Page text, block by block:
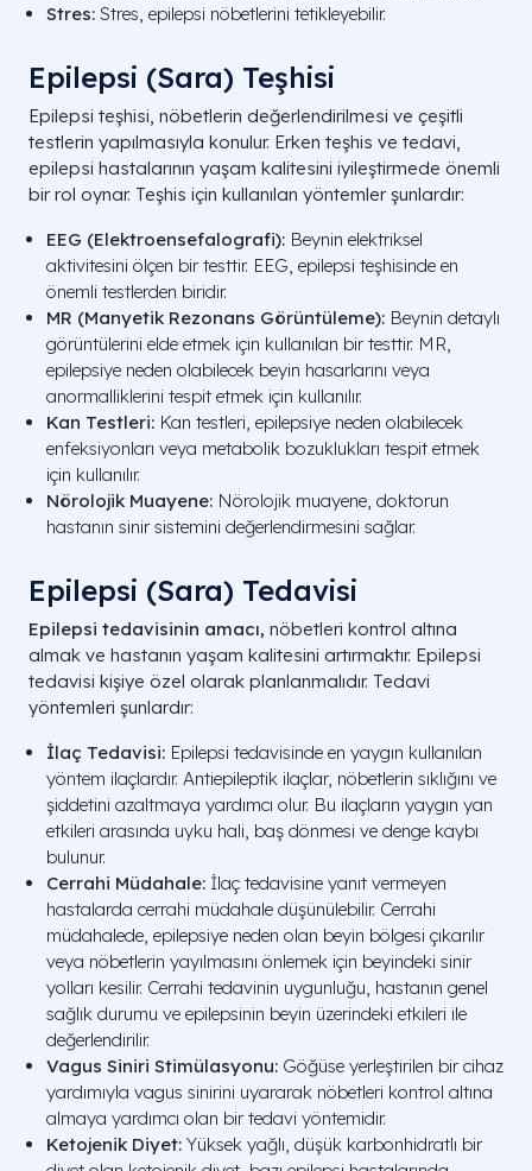
Stres: Stres, epilepsi nöbetlerini tetikleyebilir.
Epilepsi (Sara) Teşhisi
Epilepsi teşhisi, nöbetlerin değerlendirilmesi ve çeşitli
testlerin yapılmasıyla konulur. Erken teşhis ve tedavi,
epilepsi hastalarının yaşam kalitesini iyileştirmede önemli
bir rol oynar. Teşhis için kullanılan yöntemler şunlardır:
EEG (Elektroensefalografi): Beynin elektriksel
aktivitesini ölçen bir testtir. EEG, epilepsi teşhisinde en
önemli testlerden biridir.
MR (Manyetik Rezonans Görüntüleme): Beynin detaylı
görüntülerini elde etmek için kullanılan bir testtir. MR,
epilepsiye neden olabilecek beyin hasarlarını veya
anormalliklerini tespit etmek için kullanılır.
Kan Testleri: Kan testleri, epilepsiye neden olabilecek
enfeksiyonları veya metabolik bozuklukları tespit etmek
için kullanılır.
Nörolojik Muayene: Nörolojik muayene, doktorun
hastanın sinir sistemini değerlendirmesini sağlar.
Epilepsi (Sara) Tedavisi
Epilepsi tedavisinin amacı, nöbetleri kontrol altına
almak ve hastanın yaşam kalitesini artırmaktır. Epilepsi
tedavisi kişiye özel olarak planlanmalıdır. Tedavi
yöntemleri şunlardır:
İlaç Tedavisi: Epilepsi tedavisinde en yaygın kullanılan
yöntem ilaçlardır. Antiepileptik ilaçlar, nöbetlerin sıklığını ve
şiddetini azaltmaya yardımcı olur. Bu ilaçların yaygın yan
etkileri arasında uyku hali, baş dönmesi ve denge kaybı
bulunur.
Cerrahi Müdahale: İlaç tedavisine yanıt vermeyen
hastalarda cerrahi müdahale düşünülebilir. Cerrahi
müdahalede, epilepsiye neden olan beyin bölgesi çıkarılır
veya nöbetlerin yayılmasını önlemek için beyindeki sinir
yolları kesilir. Cerrahi tedavinin uygunluğu, hastanın genel
sağlık durumu ve epilepsinin beyin üzerindeki etkileri ile
değerlendirilir.
Vagus Siniri Stimülasyonu: Göğüse yerleştirilen bir cihaz
yardımıyla vagus sinirini uyararak nöbetleri kontrol altına
almaya yardımcı olan bir tedavi yöntemidir.
Ketojenik Diyet: Yüksek yağlı, düşük karbonhidratlı bir